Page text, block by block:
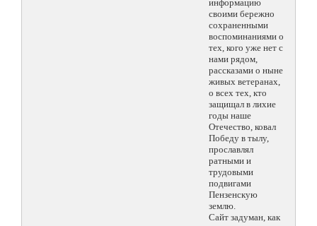
информацию
своими бережно
сохраненными
воспоминаниями о
тех, кого уже нет с
нами рядом,
рассказами о ныне
живых ветеранах,
о всех тех, кто
защищал в лихие
годы наше
Отечество, ковал
Победу в тылу,
прославлял
ратными и
трудовыми
подвигами
Пензенскую
землю.
Сайт задуман, как